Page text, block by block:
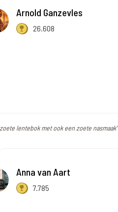
Arnold Ganzevles
26.608
lentebok met ook een zoete nasmaak"
Anna van Aart
7.785